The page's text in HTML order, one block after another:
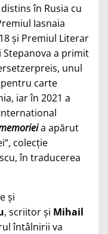
distins în Rusia cu
Iasnaia
și Premiul Literar
Stepanova a primit
unul
carte
iar în 2021 a
a apărut
colecție
în traducerea
și
, scriitor și Mihail
întâlnirii va